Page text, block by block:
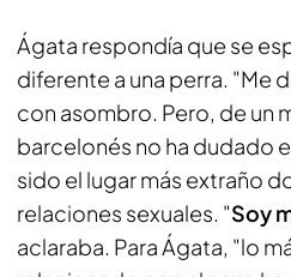
Ágata respondía que se
diferente a una perra. "Me
con asombro. Pero, de un
barcelonés no ha dudado
sido el lugar más extraño
relaciones sexuales. "Soy
aclaraba. Para Ágata, "lo